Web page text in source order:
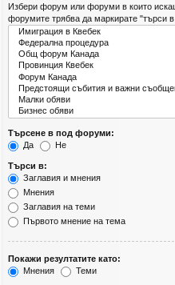
Избери форум или форуми в които
форумите трябва да маркирате "търси
Търсене в под форуми:
Да
Не
Търси в:
Заглавия и мнения
Мнения
Заглавия на теми
Първото мнение на тема
Покажи резултатите като:
Мнения
Теми